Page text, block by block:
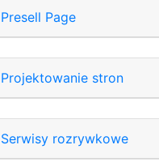
Presell Page
Projektowanie stron
Serwisy rozrywkowe